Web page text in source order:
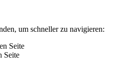
um schneller zu navigieren:
Seite
Seite